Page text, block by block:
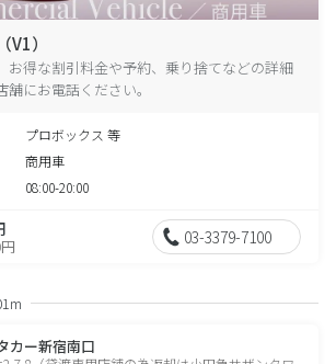
）
お得な割引料金や予約、乗り捨てなどの詳細
にお電話ください。
プロボックス 等
商用車
08:00-20:00
03-3379-7100
カー新宿南口